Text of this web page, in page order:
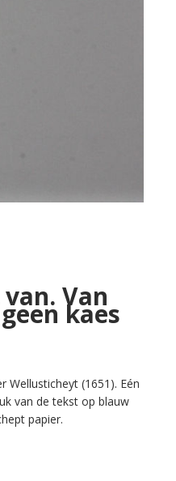
Van
kaes
Wellusticheyt (1651). Eén
van de tekst op blauw
papier.